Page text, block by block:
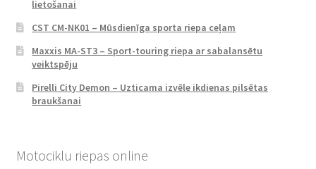
lietošanai
CST CM-NK01 – Mūsdienīga sporta riepa ceļam
Maxxis MA-ST3 – Sport-touring riepa ar sabalansētu
veiktspēju
Pirelli City Demon – Uzticama izvēle ikdienas pilsētas
braukšanai
Motociklu riepas online